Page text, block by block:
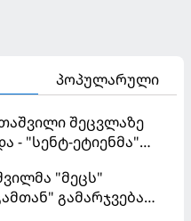
პოპულარული
შეცვლაზე
- "სენტ-ეტიენმა"
"მეცს"
გამარჯვება